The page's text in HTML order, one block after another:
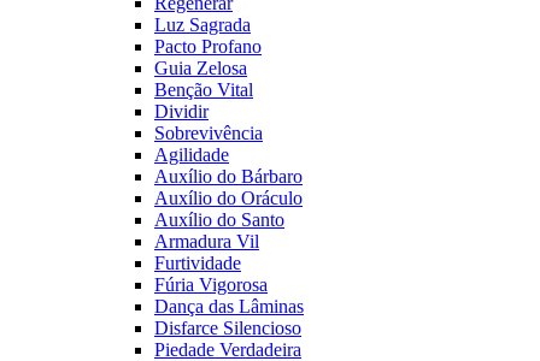
Luz Sagrada
Pacto Profano
Guia Zelosa
Benção Vital
Dividir
Sobrevivência
Agilidade
Auxílio do Bárbaro
Auxílio do Oráculo
Auxílio do Santo
Armadura Vil
Furtividade
Fúria Vigorosa
Dança das Lâminas
Disfarce Silencioso
Piedade Verdadeira